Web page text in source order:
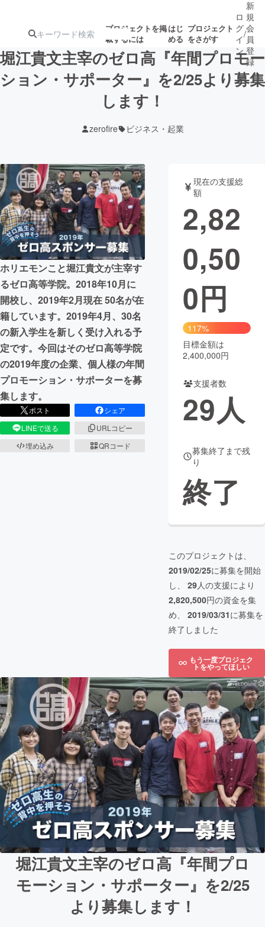
プロジェクトを掲
載するには
はじ
める
プロジェクト
をさがす
注目の新着プロ募集終了が近いプ
テクノロジー・ガジェット
映像・映画 書籍・雑誌
ビジネス・起業 チャレンジ
まちづくり・地域活性化
CAMPFIRE for Social Good
CAMPFIRE Creation
CAMPFIREふるさと納税machi-ya コミュニティ
ロ
グ
イ
ン
/
新
規
会
員
登
録
堀江貴文主宰のゼロ高『年間プロモー
ション・サポーター』を2/25より募集
します！
zerofire ビジネス・起業
ホリエモンこと堀江貴文が主宰す
るゼロ高等学院。2018年10月に
開校し、2019年2月現在 50名が在
籍しています。2019年4月、30名
の新入学生を新しく受け入れる予
定です。今回はそのゼロ高等学院
の2019年度の企業、個人様の年間
プロモーション・サポーターを募
集します。
ポスト
シェア
LINEで送る
URLコピー
埋め込み
QRコード
現在の支援総
額
2,82
0,50
0円
117%
目標金額は
2,400,000円
支援者数
29人
募集終了まで残
り
終了
このプロジェクトは、
2019/02/25に募集を開始
し、 29人の支援により
2,820,500円の資金を集
め、 2019/03/31に募集を
終了しました
もう一度プロジェク
トをやってほしい
堀江貴文主宰のゼロ高『年間プロ
モーション・サポーター』を2/25
より募集します！